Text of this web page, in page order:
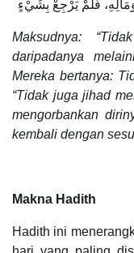
Maksudnya:
daripadanya
Mereka bertanya:
“Tidak juga jihad
mengorbankan
kembali dengan
Makna Hadith
Hadith ini